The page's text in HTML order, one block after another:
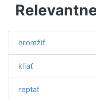
hromžiť
kliať
reptať